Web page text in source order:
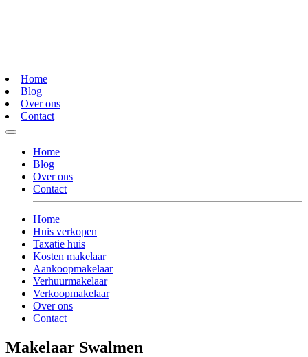
Home
Blog
Over ons
Contact
Home
Blog
Over ons
Contact
Home
Huis verkopen
Taxatie huis
Kosten makelaar
Aankoopmakelaar
Verhuurmakelaar
Verkoopmakelaar
Over ons
Contact
Makelaar Swalmen